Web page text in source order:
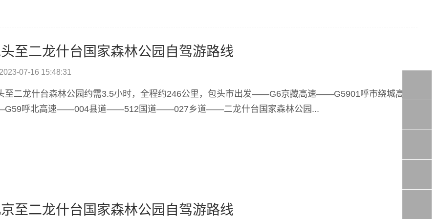
至二龙什台国家森林公园自驾游路线
07-16 15:48:31
至二龙什台森林公园约需3.5小时，全程约246公里，包头市出发——G6京藏高速——G5901呼市绕城高速
呼北高速——004县道——512国道——027乡道——二龙什台国家森林公园...
至二龙什台国家森林公园自驾游路线